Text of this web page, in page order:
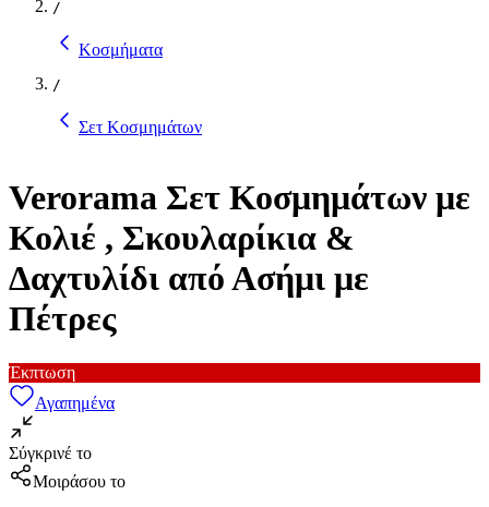
/
Κοσμήματα
/
Σετ Κοσμημάτων
Verorama Σετ Κοσμημάτων με
Κολιέ , Σκουλαρίκια &
Δαχτυλίδι από Ασήμι με
Πέτρες
Έκπτωση
Αγαπημένα
Σύγκρινέ το
Μοιράσου το